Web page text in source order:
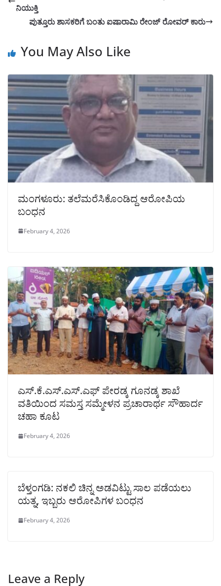
ನಿಯುಕ್ತಿ
ಪುತ್ತೂರು ಶಾಸಕರಿಗೆ ಬಂತು ಐಷಾರಾಮಿ ರೇಂಜ್ ರೋವರ್ ಕಾರು
You May Also Like
ಮಂಗಳೂರು: ತಲೆಮರೆಸಿಕೊಂಡಿದ್ದ ಆರೋಪಿಯ
ಬಂಧನ
February 4, 2026
ಎಸ್.ಕೆ.ಎಸ್.ಎಸ್.ಎಫ್ ಪೇರಡ್ಕ ಗೂನಡ್ಕ ಶಾಖೆ
ವತಿಯಿಂದ ಸಮಸ್ತ ಸಮ್ಮೇಳನ ಪ್ರಚಾರಾರ್ಥ ಸೌಹಾರ್ದ
ಚಹಾ ಕೂಟ
February 4, 2026
ಬೆಳ್ತಂಗಡಿ: ನಕಲಿ ಚಿನ್ನ ಅಡವಿಟ್ಟು ಸಾಲ ಪಡೆಯಲು
ಯತ್ನ, ಇಬ್ಬರು ಆರೋಪಿಗಳ ಬಂಧನ
February 4, 2026
Leave a Reply